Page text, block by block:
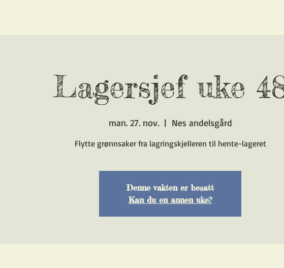
Lagersjef uke
man. 27. nov.
  |
Nes andelsgård
Flytte grønnsaker fra lagringskjelleren til hente-lageret
Denne vakten er besatt
Kan du en annen uke?